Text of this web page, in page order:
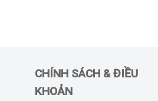
CHÍNH SÁCH & ĐIỀU
KHOẢN